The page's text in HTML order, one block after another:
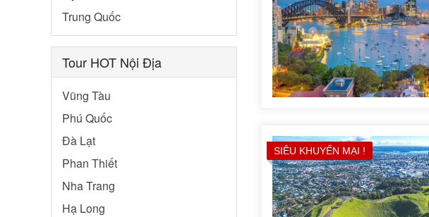
Trung Quốc
Tour HOT Nội Địa
Vũng Tàu
Phú Quốc
Đà Lạt
Phan Thiết
Nha Trang
Hạ Long
SIÊU KHUYẾN MẠI !